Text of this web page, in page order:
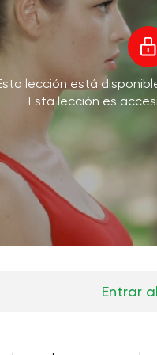
lección está
Esta lección es
Entrar